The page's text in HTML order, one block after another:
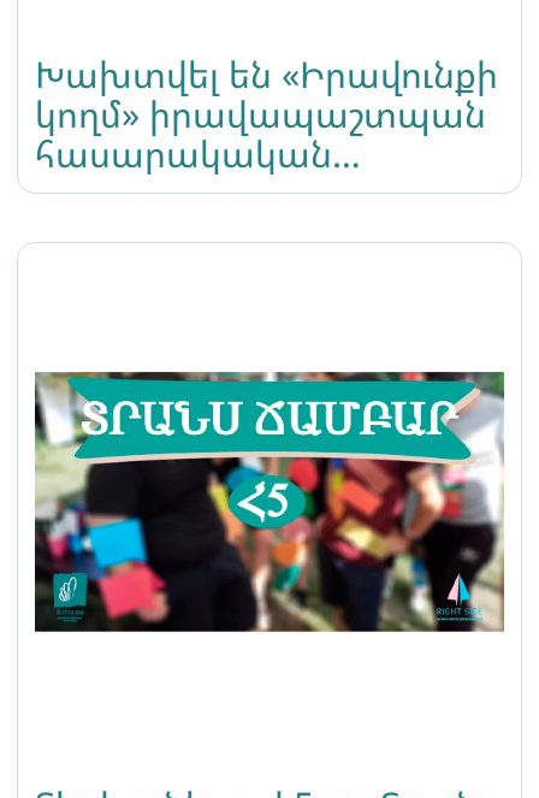
Խախտվել են «Իրավունքի
կողմ» իրավապաշտպան
հասարակական
կազմակերպության
հեղինակային